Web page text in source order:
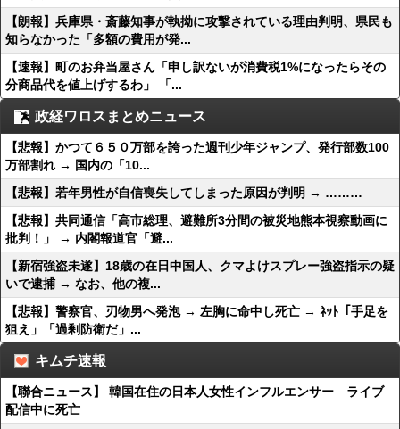
【朗報】兵庫県・斎藤知事が執拗に攻撃されている理由判明、県民も
知らなかった「多額の費用が発...
【速報】町のお弁当屋さん「申し訳ないが消費税1%になったらその
分商品代を値上げするわ」 「...
政経ワロスまとめニュース
【悲報】かつて６５０万部を誇った週刊少年ジャンプ、発行部数100
万部割れ → 国内の「10...
【悲報】若年男性が自信喪失してしまった原因が判明 → ………
【悲報】共同通信「高市総理、避難所3分間の被災地熊本視察動画に
批判！」 → 内閣報道官「避...
【新宿強盗未遂】18歳の在日中国人、クマよけスプレー強盗指示の疑
いで逮捕 → なお、他の複...
【悲報】警察官、刃物男へ発泡 → 左胸に命中し死亡 → ﾈｯﾄ「手足を
狙え」「過剰防衛だ」...
キムチ速報
【聯合ニュース】 韓国在住の日本人女性インフルエンサー ライブ
配信中に死亡